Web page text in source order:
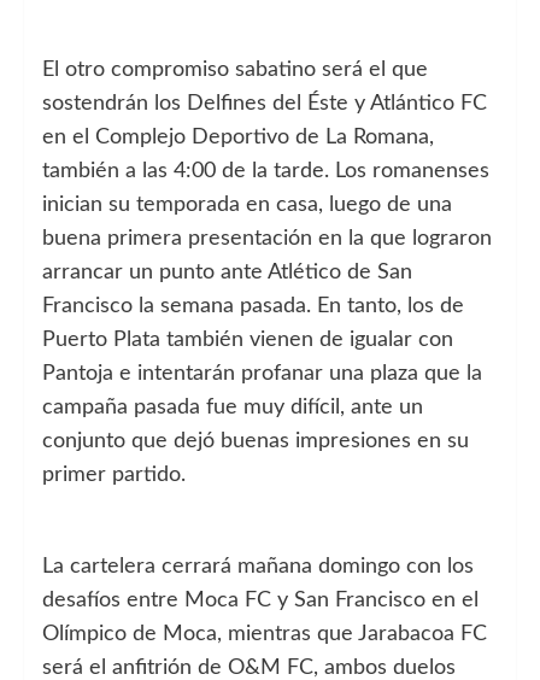
El otro compromiso sabatino será el que
sostendrán los Delfines del Éste y Atlántico FC
en el Complejo Deportivo de La Romana,
también a las 4:00 de la tarde. Los romanenses
inician su temporada en casa, luego de una
buena primera presentación en la que lograron
arrancar un punto ante Atlético de San
Francisco la semana pasada. En tanto, los de
Puerto Plata también vienen de igualar con
Pantoja e intentarán profanar una plaza que la
campaña pasada fue muy difícil, ante un
conjunto que dejó buenas impresiones en su
primer partido.
La cartelera cerrará mañana domingo con los
desafíos entre Moca FC y San Francisco en el
Olímpico de Moca, mientras que Jarabacoa FC
será el anfitrión de O&M FC, ambos duelos